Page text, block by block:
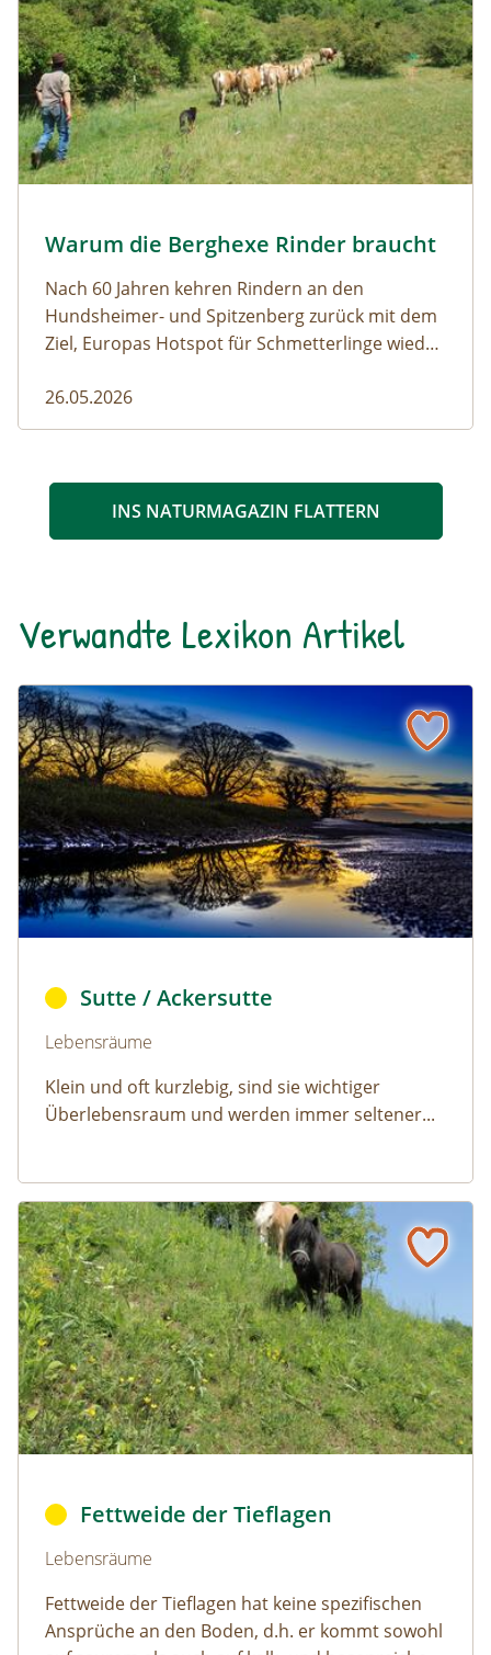
Naturmagazin: Warum die Berghexe Rinder braucht
Warum die Berghexe Rinder braucht
Nach 60 Jahren kehren Rindern an den
Hundsheimer- und Spitzenberg zurück mit dem
Ziel, Europas Hotspot für Schmetterlinge wieder
26.05.2026
INS NATURMAGAZIN FLATTERN
Verwandte Lexikon Artikel
Sutte / Ackersutte
Naturlexikon: Sutte / Ackersutte
Naturlexikon: Sutte / Ackersutte
Sutte / Ackersutte
Lebensräume
Klein und oft kurzlebig, sind sie wichtiger
Überlebensraum und werden immer seltener...
Fettweide der Tieflagen
Naturlexikon: Fettweide der Tieflagen
Naturlexikon: Fettweide der Tieflagen
Fettweide der Tieflagen
Lebensräume
Fettweide der Tieflagen hat keine spezifischen
Ansprüche an den Boden, d.h. er kommt sowohl